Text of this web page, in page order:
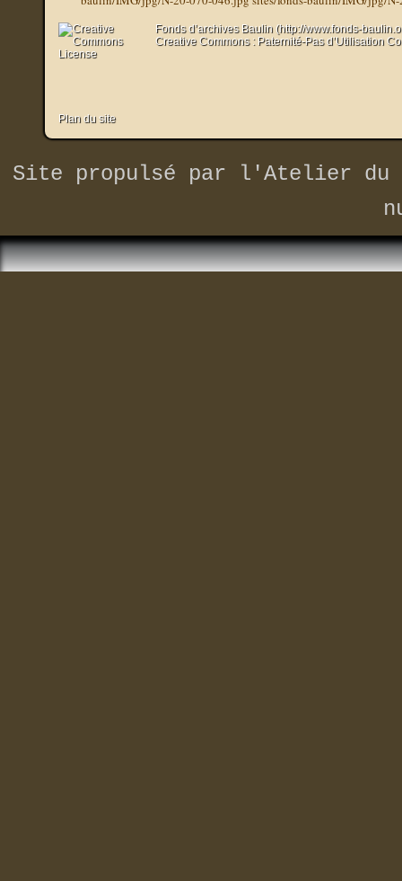
Fonds d’archives Baulin (http://www.fonds-
Creative Commons : Paternité-Pas d’Utilisation
Plan du site
Site propulsé par
l'Atelier du